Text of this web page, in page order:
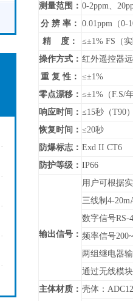
测量范围： 0-2ppm、
分 辨 率： 0.01ppm（0-
精 度：
≤±1% FS（
操作方式： 红外遥控器
重 复 性： ≤±1%
零点漂移： ≤±1%（F.S/年
响应时间： ≤15秒（T90）
恢复时间： ≤20秒
防爆标志： Exd II CT6
防护等级： IP66
输出信号：
用户可根据
三线制4-
数字信号RS-
频率信号
两组继电器
通过无线模
主体材质： 壳体：